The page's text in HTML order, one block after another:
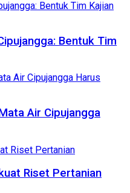
Bentuk Tim
Air Cipujangga
Riset Pertanian